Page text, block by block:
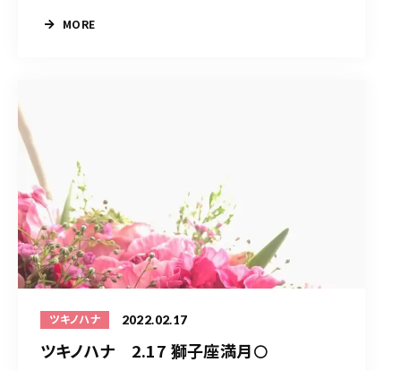
MORE
ツキノハナ 2022.02.17
ツキノハナ 2.17 獅子座満月🌕